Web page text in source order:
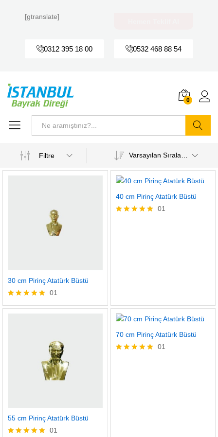
[gtranslate]
0312 395 18 00 0532 468 88 54
0
Filtre
30 cm Pirinç Atatürk Büstü
5 üzerinden
01
40 cm Pirinç Atatürk Büstü
01
55 cm Pirinç Atatürk Büstü
01
70 cm Pirinç Atatürk Büstü
01